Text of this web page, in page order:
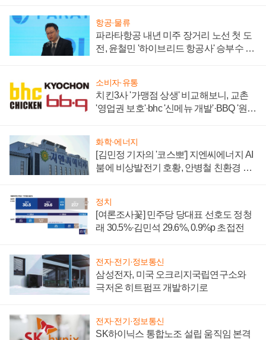
항공·물류
파라타항공 내년 미주 장거리 노선 첫 도
전, 윤철민 '하이브리드 항공사' 승부수 통
소비자·유통
치킨3사 '가맹점 상생' 비교해보니, 교촌
'영업권 보호'·bhc '신메뉴 개발'·BBQ '원가
화학·에너지
[김민정 기자의 '코스뽀'] 지엔씨에너지 AI
붐에 비상발전기 호황, 안병철 친환경 에
정치
[여론조사꽃] 민주당 당대표 선호도 정청
래 30.5%·김민석 29.6%, 0.9%p 초접전
전자·전기·정보통신
삼성전자, 미국 오크리지국립연구소와
극저온 히트펌프 개발하기로
전자·전기·정보통신
SK하이닉스 통합노조 설립 움직임 본격